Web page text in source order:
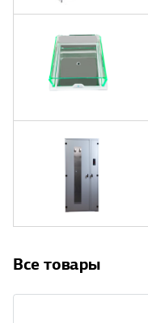
Все товары